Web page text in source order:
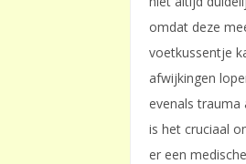
omdat deze
voetkussentje
afwijkingen
evenals
is het cruciaal
er een